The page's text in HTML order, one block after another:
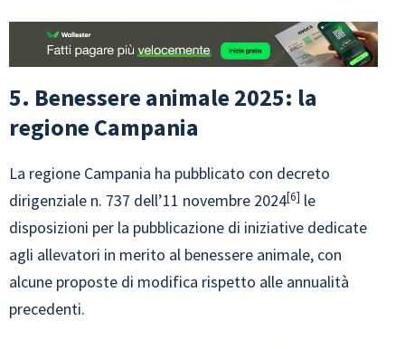
5. Benessere animale 2025: la
regione Campania
La regione Campania ha pubblicato con decreto
dirigenziale n. 737 dell’11 novembre 2024 6 le
disposizioni per la pubblicazione di iniziative dedicate
agli allevatori in merito al benessere animale, con
alcune proposte di modifica rispetto alle annualità
precedenti.